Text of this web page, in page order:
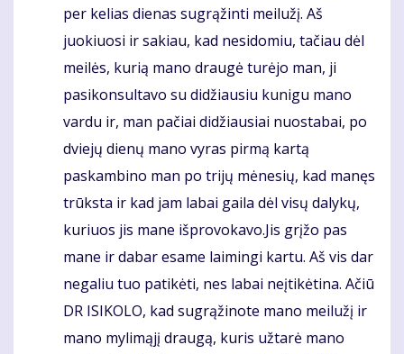
per kelias dienas sugrąžinti meilužį. Aš
juokiuosi ir sakiau, kad nesidomiu, tačiau dėl
meilės, kurią mano draugė turėjo man, ji
pasikonsultavo su didžiausiu kunigu mano
vardu ir, man pačiai didžiausiai nuostabai, po
dviejų dienų mano vyras pirmą kartą
paskambino man po trijų mėnesių, kad manęs
trūksta ir kad jam labai gaila dėl visų dalykų,
kuriuos jis mane išprovokavo.Jis grįžo pas
mane ir dabar esame laimingi kartu. Aš vis dar
negaliu tuo patikėti, nes labai neįtikėtina. Ačiū
DR ISIKOLO, kad sugrąžinote mano meilužį ir
mano mylimąjį draugą, kuris užtarė mano